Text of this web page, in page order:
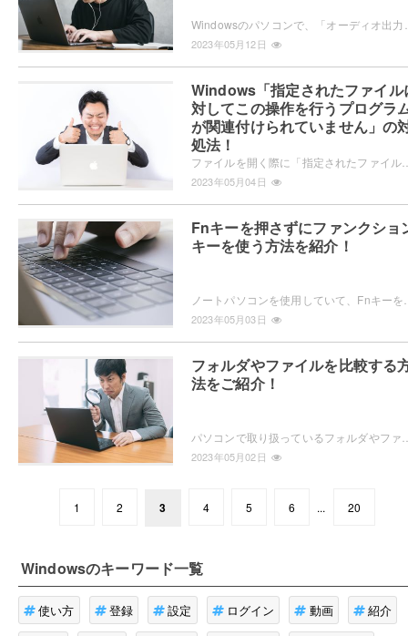
2023年05月12日
Windows「指定されたファイル
対してこの操作を行うプログラ
が関連付けられていません」の
処法！
2023年05月04日
Fnキーを押さずにファンクショ
キーを使う方法を紹介！
2023年05月03日
フォルダやファイルを比較する
法をご紹介！
2023年05月02日
1 2 3 4 5 6 ... 20
Windowsのキーワード一覧
使い方 登録 設定 ログイン 動画 紹介